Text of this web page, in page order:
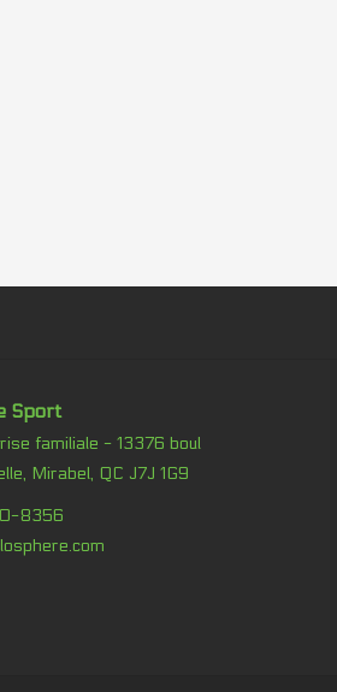
Sport
familiale - 13376 boul
Mirabel, QC J7J 1G9
8356